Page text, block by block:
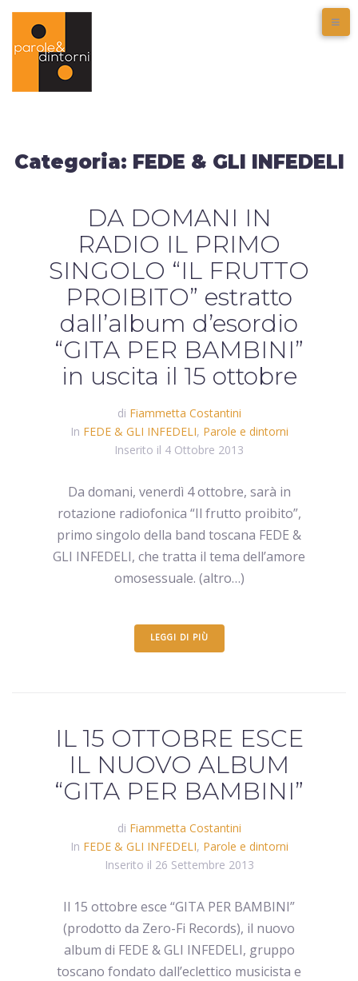
Categoria: FEDE & GLI INFEDELI
DA DOMANI IN
RADIO IL PRIMO
SINGOLO “IL FRUTTO
PROIBITO” estratto
dall’album d’esordio
“GITA PER BAMBINI”
in uscita il 15 ottobre
di Fiammetta Costantini
In FEDE & GLI INFEDELI, Parole e dintorni
Inserito il 4 Ottobre 2013
Da domani, venerdì 4 ottobre, sarà in
rotazione radiofonica “Il frutto proibito”,
primo singolo della band toscana FEDE &
GLI INFEDELI, che tratta il tema dell’amore
omosessuale. (altro…)
LEGGI DI PIÙ
IL 15 OTTOBRE ESCE
IL NUOVO ALBUM
“GITA PER BAMBINI”
di Fiammetta Costantini
In FEDE & GLI INFEDELI, Parole e dintorni
Inserito il 26 Settembre 2013
Il 15 ottobre esce “GITA PER BAMBINI”
(prodotto da Zero-Fi Records), il nuovo
album di FEDE & GLI INFEDELI, gruppo
toscano fondato dall’eclettico musicista e